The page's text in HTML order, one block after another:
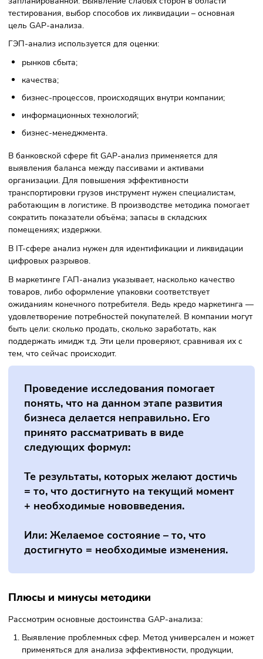
Пока не существует каких-то специфических приёмов,
методик, расчётов и формул для GAP-анализа. Но по
разрыва, заполнением щели, пополнение дефицита,
устранения недостатка — всё это GAP.
Сферы применения и значение
GAP-модель применяют в маркетинге, на производстве, в
логистике, в банковской сфере, в менеджменте.
запланированной. Выявление слабых сторон в области
тестирования, выбор способов их ликвидации – основная
цель GAP-анализа.
ГЭП-анализ используется для оценки:
рынков сбыта;
качества;
бизнес-процессов, происходящих внутри компании;
информационных технологий;
бизнес-менеджмента.
В банковской сфере fit GAP-анализ применяется для
выявления баланса между пассивами и активами
организации. Для повышения эффективности
работающим в логистике. В производстве методика
сократить показатели объёма; запасы в складских
помещениях; издержки.
В IT-сфере анализ нужен для идентификации и
цифровых разрывов.
В маркетинге ГАП-анализ указывает, насколько качество
товаров, либо оформление упаковки соответствует
ожиданиям конечного потребителя. Ведь кредо
удовлетворение потребностей покупателей. В компании
поддержать имидж т.д. Эти цели проверяют, сравнивая
тем, что сейчас происходит.
Проведение исследования помогает
бизнеса делается неправильно. Его
принято рассматривать в виде